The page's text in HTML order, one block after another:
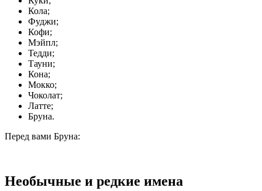
Кола;
Фуджи;
Кофи;
Мэйпл;
Тедди;
Тауни;
Кона;
Мокко;
Чоколат;
Латте;
Бруна.
Перед вами Бруна:
Необычные и редкие имена